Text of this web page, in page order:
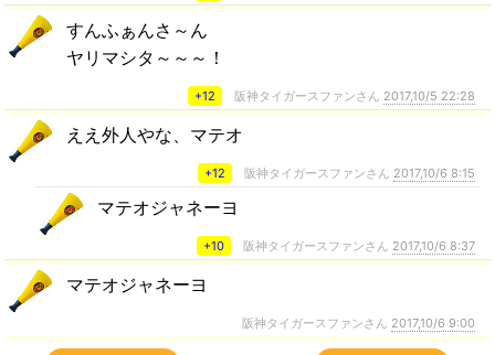
すんふぁんさ～ん
ヤリマシタ～～～！
+12 阪神タイガースファンさん 2017,10/5 22:28
ええ外人やな、マテオ
+12 阪神タイガースファンさん 2017,10/6 8:15
マテオジャネーヨ
+10 阪神タイガースファンさん 2017,10/6 8:37
マテオジャネーヨ
阪神タイガースファンさん 2017,10/6 9:00